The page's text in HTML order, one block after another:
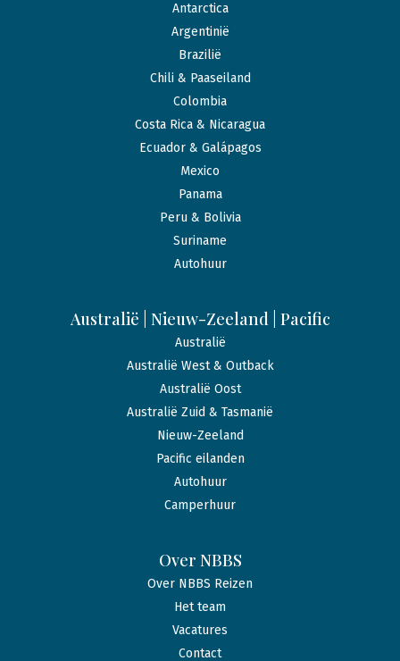
Antarctica
Argentinië
Brazilië
Chili & Paaseiland
Colombia
Costa Rica & Nicaragua
Ecuador & Galápagos
Mexico
Panama
Peru & Bolivia
Suriname
Autohuur
Australië | Nieuw-Zeeland | Pacific
Australië
Australië West & Outback
Australië Oost
Australië Zuid & Tasmanië
Nieuw-Zeeland
Pacific eilanden
Autohuur
Camperhuur
Over NBBS
Over NBBS Reizen
Het team
Vacatures
Contact